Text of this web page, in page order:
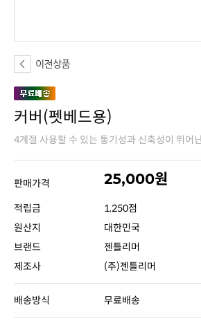
커버(펫베드용)
4계절 사용할 수 있는 통기성과 신축성이 뛰어
판매가격 25,000원
적립금
1,250점
원산지
대한민국
브랜드
젠틀리머
제조사
(주)젠틀리머
배송방식 무료배송